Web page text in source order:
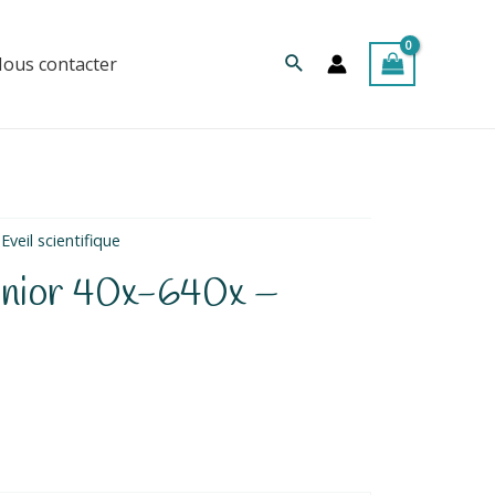
contacter Rechercher
Eveil scientifique
40x-640x –